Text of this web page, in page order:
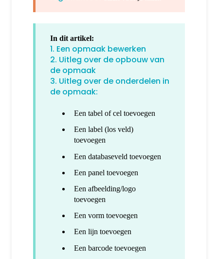
In dit artikel:
1. Een opmaak bewerken
2. Uitleg over de opbouw van
de opmaak
3. Uitleg over de onderdelen in
de opmaak:
Een tabel of cel toevoegen
Een label (los veld)
toevoegen
Een databaseveld toevoegen
Een panel toevoegen
Een afbeelding/logo
toevoegen
Een vorm toevoegen
Een lijn toevoegen
Een barcode toevoegen